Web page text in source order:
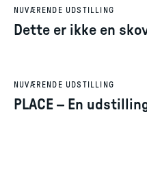
NUVÆRENDE UDSTILLING
Dette er ikke en
NUVÆRENDE UDSTILLING
PLACE – En